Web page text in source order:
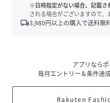
※日時指定がない場合、記載さ
される場合がございますので、
local_shipping3,980円以上の購入で送料無
アプリなら
毎月エントリー＆条件達
Rakuten